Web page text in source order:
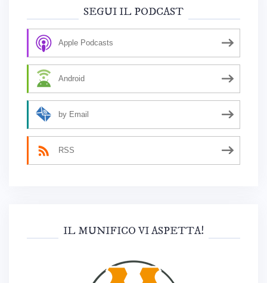
SEGUI IL PODCAST
Apple Podcasts
Android
by Email
RSS
IL MUNIFICO VI ASPETTA!